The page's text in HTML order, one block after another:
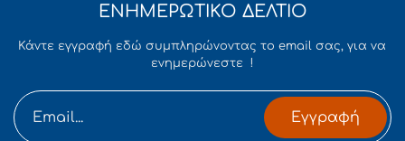
ΕΝΗΜΕΡΩΤΙΚΟ ΔΕΛΤΙΟ
Κάντε εγγραφή εδώ συμπληρώνοντας το email σας, για να
ενημερώνεστε !
Εγγραφή